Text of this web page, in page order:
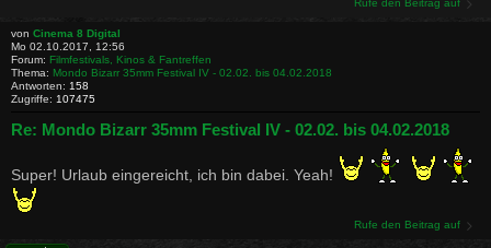
Rufe den Beitrag auf
von Cinema 8 Digital
Mo 02.10.2017, 12:56
Forum: Filmfestivals, Kinos & Fantreffen
Thema: Mondo Bizarr 35mm Festival IV - 02.02. bis 04.02.2018
Antworten: 158
Zugriffe: 107475
Re: Mondo Bizarr 35mm Festival IV - 02.02. bis 04.02.2018
Super! Urlaub eingereicht, ich bin dabei. Yeah!
Rufe den Beitrag auf